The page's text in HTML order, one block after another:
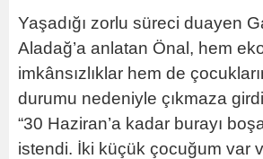
Yaşadığı zorlu süreci duayen
Aladağ’a anlatan Önal, hem
imkânsızlıklar hem de
durumu nedeniyle çıkmaza
“30 Haziran’a kadar burayı
istendi. İki küçük çocuğum var